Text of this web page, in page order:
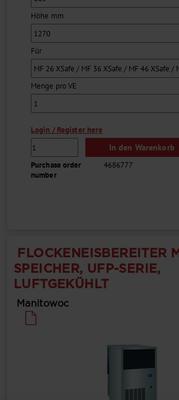
Höhe mm
Für
Menge pro VE
Login / Register here
In den Warenkorb
Purchase order
number
4686777
FLOCKENEISBEREITER
SPEICHER, UFP-SERIE,
LUFTGEKÜHLT
Manitowoc